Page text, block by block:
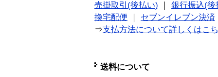
売掛取引(後払い)
銀行振込(後
換宅配便
セブンイレブン決済
⇒支払方法について詳しくはこ
送料について